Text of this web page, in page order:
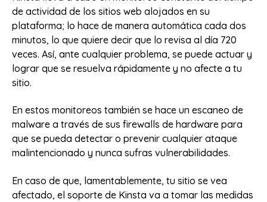
de actividad de los sitios web alojados en su
plataforma; lo hace de manera automática cada dos
minutos, lo que quiere decir que lo revisa al día 720
veces. Así, ante cualquier problema, se puede actuar y
lograr que se resuelva rápidamente y no afecte a tu
sitio.
En estos monitoreos también se hace un escaneo de
malware a través de sus firewalls de hardware para
que se pueda detectar o prevenir cualquier ataque
malintencionado y nunca sufras vulnerabilidades.
En caso de que, lamentablemente, tu sitio se vea
afectado, el soporte de Kinsta va a tomar las medidas